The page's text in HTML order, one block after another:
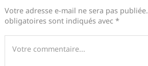
Votre adresse e-mail ne sera pas publiée.
obligatoires sont indiqués avec *